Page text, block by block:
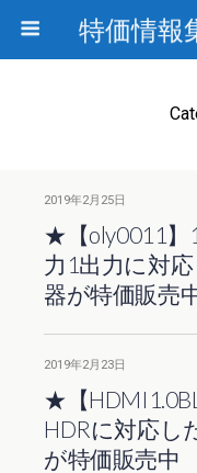
2019年2月25日
★【oly0011】
力1出力に対
器が特価販売
2019年2月23日
★【
HDRに対応し
が特価販売中